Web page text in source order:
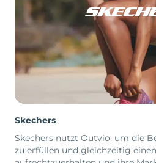
Skechers
Skechers nutzt Outvio, um die
zu erfüllen und gleichzeitig